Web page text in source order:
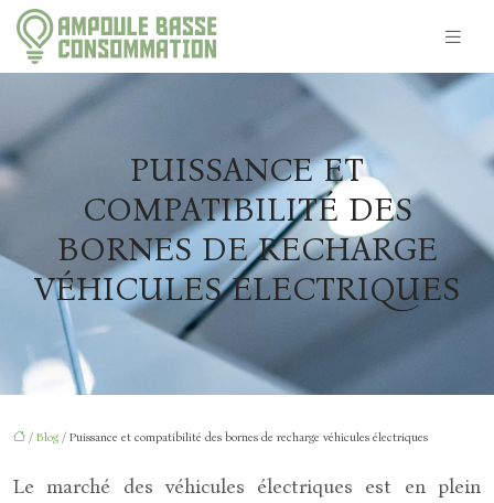
PUISSANCE ET
COMPATIBILITÉ DES
BORNES DE RECHARGE
VÉHICULES ÉLECTRIQUES
/ Blog / Puissance et compatibilité des bornes de recharge véhicules électriques
Le marché des véhicules électriques est en plein